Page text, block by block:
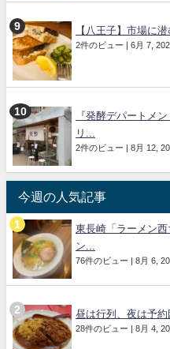
【八王子】市場に
2件のビュー | 6月 7,
『発酵デパートメ
リ...
2件のビュー | 8月 12,
今週の人気記事
東長崎「ラーメン
ン...
76件のビュー | 8月 6,
昼は行列、夜は予約
28件のビュー | 8月 4,